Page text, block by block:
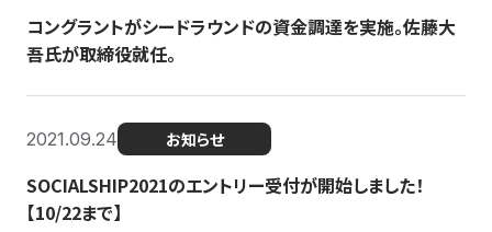
コングラントがシードラウンドの資金調達を実施。佐藤大
吾氏が取締役就任。
2021.09.24 お知らせ
SOCIALSHIP2021のエントリー受付が開始しました！
【10/22まで】